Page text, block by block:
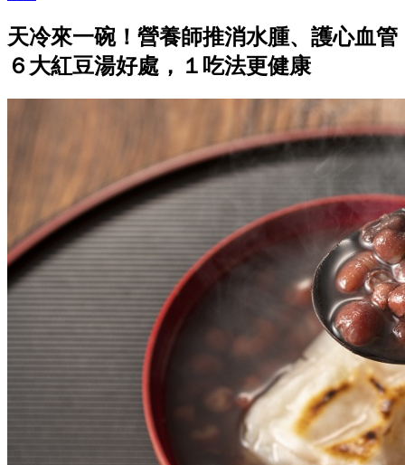
天冷來一碗！營養師推消水腫、護心血管
６大紅豆湯好處，１吃法更健康